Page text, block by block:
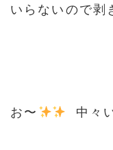
いらないので剥
お〜 中々